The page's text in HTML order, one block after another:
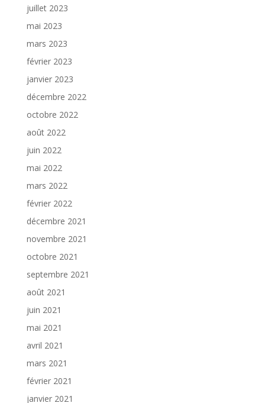
juillet 2023
mai 2023
mars 2023
février 2023
janvier 2023
décembre 2022
octobre 2022
août 2022
juin 2022
mai 2022
mars 2022
février 2022
décembre 2021
novembre 2021
octobre 2021
septembre 2021
août 2021
juin 2021
mai 2021
avril 2021
mars 2021
février 2021
janvier 2021